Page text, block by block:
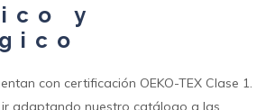
y
con certificación OEKO-TEX Clase 1.
adaptando nuestro catálogo a las